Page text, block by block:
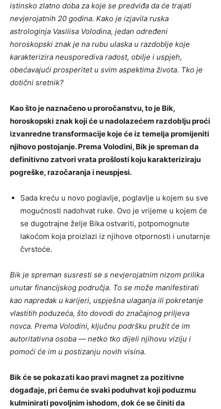
istinsko zlatno doba za koje se predviđa da će trajati
nevjerojatnih 20 godina. Kako je izjavila ruska
astrologinja Vasilisa Volodina, jedan određeni
horoskopski znak je na rubu ulaska u razdoblje koje
karakterizira neusporediva radost, obilje i uspjeh,
obećavajući prosperitet u svim aspektima života. Tko je
dotični sretnik?
Kao što je naznačeno u proročanstvu, to je Bik,
horoskopski znak koji će u nadolazećem razdoblju proći
izvanredne transformacije koje će iz temelja promijeniti
njihovo postojanje. Prema Volodini, Bik je spreman da
definitivno zatvori vrata prošlosti koju karakteriziraju
pogreške, razočaranja i neuspjesi.
Sada kreću u novo poglavlje, poglavlje u kojem su sve
mogućnosti nadohvat ruke. Ovo je vrijeme u kojem će
se dugotrajne želje Bika ostvariti, potpomognute
lakoćom koja proizlazi iz njihove otpornosti i unutarnje
čvrstoće.
Bik je spreman susresti se s nevjerojatnim nizom prilika
unutar financijskog područja. To se može manifestirati
kao napredak u karijeri, uspješna ulaganja ili pokretanje
vlastitih poduzeća, što dovodi do značajnog priljeva
novca. Prema Volodini, ključnu podršku pružit će im
autoritativna osoba — netko tko dijeli njihovu viziju i
pomoći će im u postizanju novih visina.
Bik će se pokazati kao pravi magnet za pozitivne
događaje, pri čemu će svaki poduhvat koji poduzmu
kulminirati povoljnim ishodom, dok će se činiti da